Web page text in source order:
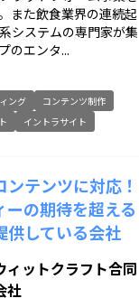
また飲食業界の連続起
システムの専門家が集
のエンタ...
ング
コンテンツ制作
イントラサイト
テンツに対応！
ーの期待を超える
供している会社
ィットクラフト合同
社